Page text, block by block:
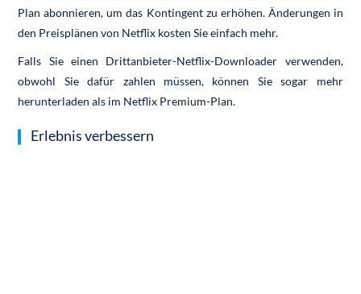
Plan abonnieren, um das Kontingent zu erhöhen. Änderungen in
den Preisplänen von Netflix kosten Sie einfach mehr.
Falls Sie einen Drittanbieter-Netflix-Downloader verwenden,
obwohl Sie dafür zahlen müssen, können Sie sogar mehr
herunterladen als im Netflix Premium-Plan.
Erlebnis verbessern